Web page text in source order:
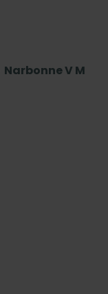
Narbonne V M